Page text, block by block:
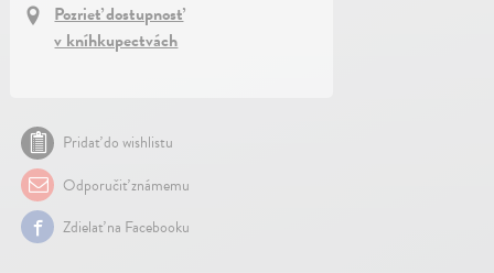
Pozrieť dostupnosť
v kníhkupectvách
Pridať do wishlistu
Odporučiť známemu
Zdielať na Facebooku